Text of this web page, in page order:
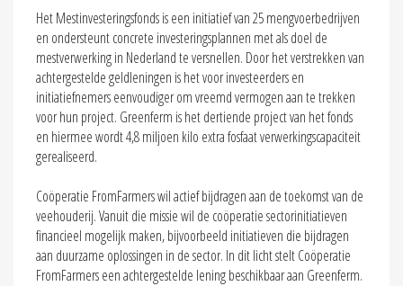
Het Mestinvesteringsfonds is een initiatief van 25 mengvoerbedrijven
en ondersteunt concrete investeringsplannen met als doel de
mestverwerking in Nederland te versnellen. Door het verstrekken van
achtergestelde geldleningen is het voor investeerders en
initiatiefnemers eenvoudiger om vreemd vermogen aan te trekken
voor hun project. Greenferm is het dertiende project van het fonds
en hiermee wordt 4,8 miljoen kilo extra fosfaat verwerkingscapaciteit
gerealiseerd.
Coöperatie FromFarmers wil actief bijdragen aan de toekomst van de
veehouderij. Vanuit die missie wil de coöperatie sectorinitiatieven
financieel mogelijk maken, bijvoorbeeld initiatieven die bijdragen
aan duurzame oplossingen in de sector. In dit licht stelt Coöperatie
FromFarmers een achtergestelde lening beschikbaar aan Greenferm.